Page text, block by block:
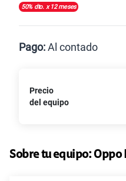
50% dto. x 12 meses
Paga solo
Paga solo
Pago:Al contado
Al contado
Precio
del equipo
Sobre tu equipo:Oppo